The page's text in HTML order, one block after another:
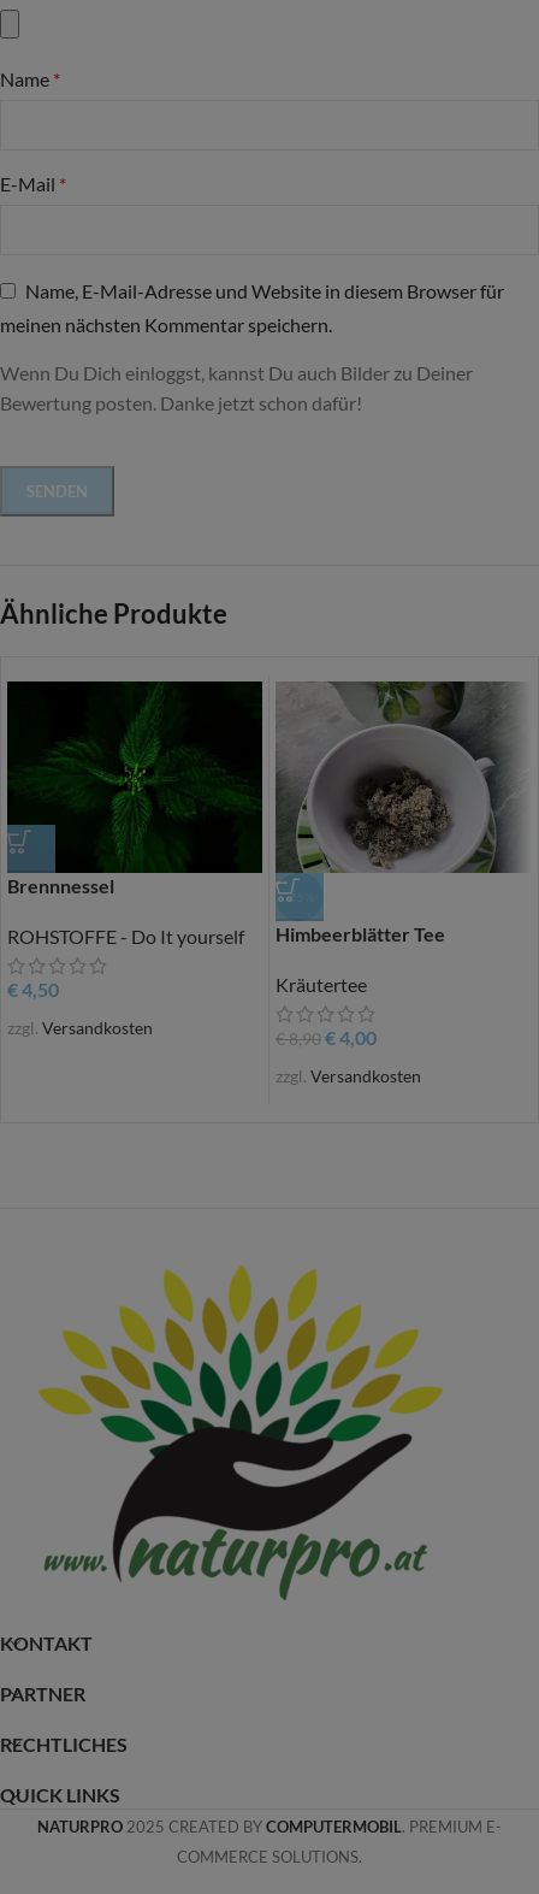
Name *
E-Mail *
Name, E-Mail-Adresse und Website in diesem Browser für
meinen nächsten Kommentar speichern.
Wenn Du Dich einloggst, kannst Du auch Bilder zu Deiner
Bewertung posten. Danke jetzt schon dafür!
Ähnliche Produkte
Brennnessel
ROHSTOFFE - Do It yourself
€4,50
zzgl. Versandkosten
-55%
Himbeerblätter Tee
Kräutertee
€8,90€4,00
zzgl. Versandkosten
KONTAKT
PARTNER
RECHTLICHES
QUICK LINKS
NATURPRO 2025 CREATED BYCOMPUTERMOBIL. PREMIUM E-
COMMERCE SOLUTIONS.